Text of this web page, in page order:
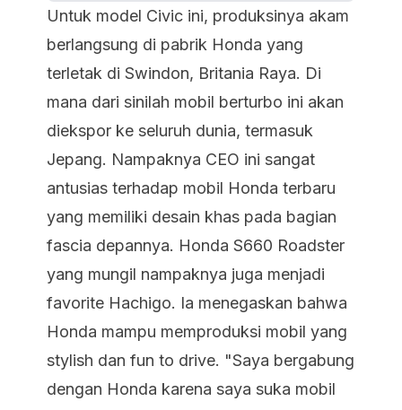
Untuk model Civic ini, produksinya akam
berlangsung di pabrik Honda yang
terletak di Swindon, Britania Raya. Di
mana dari sinilah mobil berturbo ini akan
diekspor ke seluruh dunia, termasuk
Jepang. Nampaknya CEO ini sangat
antusias terhadap mobil Honda terbaru
yang memiliki desain khas pada bagian
fascia depannya. Honda S660 Roadster
yang mungil nampaknya juga menjadi
favorite Hachigo. Ia menegaskan bahwa
Honda mampu memproduksi mobil yang
stylish dan fun to drive. "Saya bergabung
dengan Honda karena saya suka mobil